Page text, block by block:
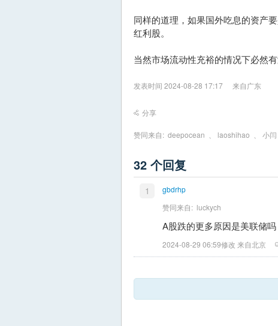
同样的道理，如果国外吃息的资产
红利股。
当然市场流动性充裕的情况下必然
发表时间 2024-08-28 17:17 来自广东
分享
赞同来自: deepocean laoshihao 小闫
32 个回复
1
gbdrhp
赞同来自: luckych
A股跌的更多原因是美联储
2024-08-29 06:59修改 来自北京